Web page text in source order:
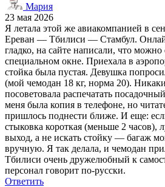
Мария
23 мая 2026
Я летала этой же авиакомпанией в
Ереван — Тбилиси — Стамбул.
гладко, на сайте написали, что можно
специальном окне. Приехала в
стойка была пустая. Девушка
(мой чемодан 18 кг, норма 20).
посоветовала распечатать
меня была копия в телефоне, но
пришлось поднести ближе. И еще:
стыковка короткая (меньше 2 часов),
выход, а не искать стойку — багаж
вручную. Я так делала, и чемодан
Тбилиси очень дружелюбный к
персонал говорит по-русски.
Ответить